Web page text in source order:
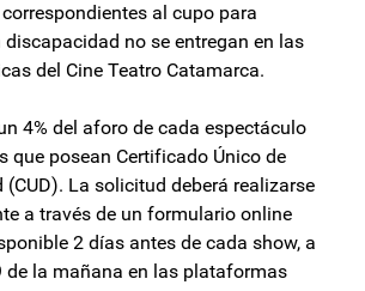
al cupo para
discapacidad no se entregan en las
del Cine Teatro Catamarca.
4% del aforo de cada espectáculo
que posean Certificado Único de
(CUD). La solicitud deberá realizarse
a través de un formulario online
2 días antes de cada show, a
de la mañana en las plataformas